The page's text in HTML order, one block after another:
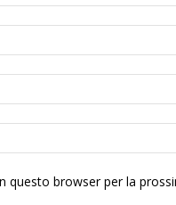
questo browser per la